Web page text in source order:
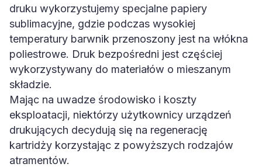
druku wykorzystujemy specjalne papiery
sublimacyjne, gdzie podczas wysokiej
temperatury barwnik przenoszony jest na włókna
poliestrowe. Druk bezpośredni jest częściej
wykorzystywany do materiałów o mieszanym
składzie.
Mając na uwadze środowisko i koszty
eksploatacji, niektórzy użytkownicy urządzeń
drukujących decydują się na regenerację
kartridży korzystając z powyższych rodzajów
atramentów.